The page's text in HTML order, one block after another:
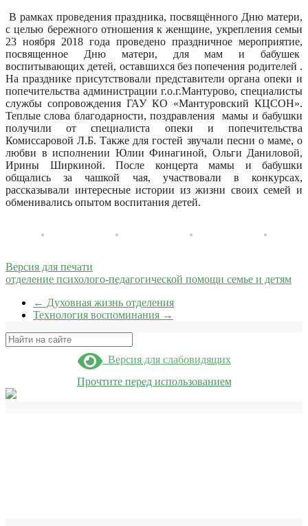
В рамках проведения праздника, посвящённого Дню матери,
с целью бережного отношения к женщине, укрепления семьи
23 ноября 2018 года проведено праздничное мероприятие,
посвященное Дню матери, для мам и бабушек
воспитывающих детей, оставшихся без попечения родителей .
На празднике присутствовали представители органа опеки и
попечительства администрации г.о.г.Мантурово, специалисты
службы сопровождения ГАУ КО «Мантуровский КЦСОН».
Теплые слова благодарности, поздравления мамы и бабушки
получили от специалиста опеки и попечительства
Комиссаровой Л.Б. Также для гостей звучали песни о маме, о
любви в исполнении Юлии Финагиной, Ольги Даниловой,
Ирины Ширкиной. После концерта мамы и бабушки
общались за чашкой чая, участвовали в конкурсах,
рассказывали интересные истории из жизни своих семей и
обменивались опытом воспитания детей.
Версия для печати
отделение психолого-педагогической помощи семье и детям
← Духовная жизнь отделения
Технология воспоминания →
Поиск
Версия для слабовидящих
Прочтите перед использованием